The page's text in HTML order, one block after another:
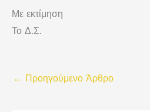
Με εκτίμηση
Το Δ.Σ.
← Προηγούμενο Άρθρο